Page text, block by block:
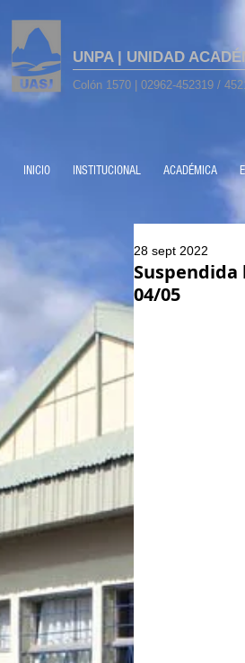
UNPA | UNIDAD
Colón 1570 | 02962-452319 /
INICIO INSTITUCIONAL ACADÉMICA
04/05
28 sept 2022